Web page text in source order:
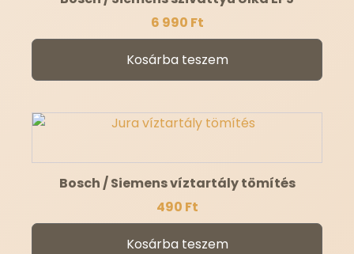
6 990 Ft
Kosárba teszem
Bosch / Siemens víztartály tömítés
490 Ft
Kosárba teszem